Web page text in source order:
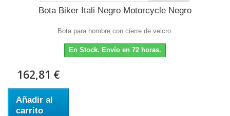
Bota Biker Itali Negro Motorcycle Negro
Bota para hombre con cierre de velcro.
En Stock. Envío en 72 horas.
162,81 €
Añadir al
carrito